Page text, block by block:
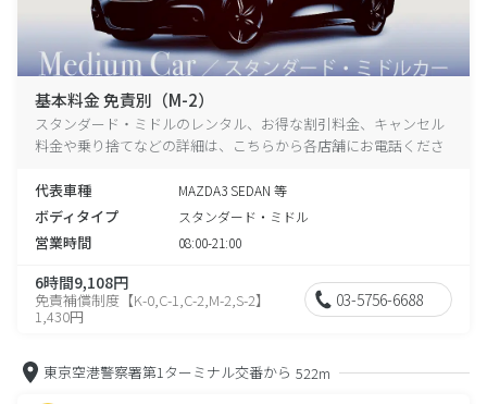
基本料金 免責別（M-2）
スタンダード・ミドルのレンタル、お得な割引料金、キャンセル
料金や乗り捨てなどの詳細は、こちらから各店舗にお電話くださ
代表車種
MAZDA3 SEDAN 等
ボディタイプ スタンダード・ミドル
営業時間 08:00-21:00
6時間9,108円
免責補償制度【K-0,C-1,C-2,M-2,S-2】
1,430円
03-5756-6688
東京空港警察署第1ターミナル交番から 522m